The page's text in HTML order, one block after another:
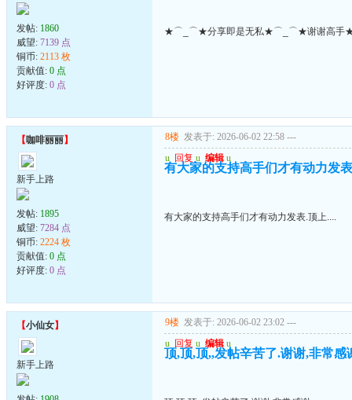
发帖: 1860
威望: 7139 点
铜币: 2113 枚
贡献值: 0 点
好评度: 0 点
★⌒_⌒★分享即是无私★⌒_⌒★谢谢高
【咖啡丽丽】
新手上路
发帖: 1895
威望: 7284 点
铜币: 2224 枚
贡献值: 0 点
好评度: 0 点
8楼 发表于: 2026-06-02 22:58 ---
u 回复 u 编辑 u
有大家的支持高手们才有动力发
有大家的支持高手们才有动力发表.顶上....
【小仙女】
新手上路
9楼 发表于: 2026-06-02 23:02 ---
u 回复 u 编辑 u
顶,顶,顶,,发帖辛苦了.谢谢,非常感